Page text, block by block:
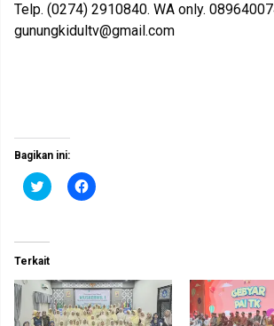
Telp. (0274) 2910840. WA only.
gunungkidultv@gmail.com
Bagikan ini:
K
l
n
t
u
k
b
e
r
b
K
l
k
m
e
m
b
Terkait